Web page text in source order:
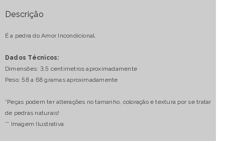
Descrição
É a pedra do Amor Incondicional.
Dados Técnicos:
Dimensões: 3,5 centimetros aproximadamente
Peso: 58 a 68 gramas aproximadamente
*Peças podem ter alterações no tamanho, coloração e textura por se tratar
de pedras naturais!
** Imagem Ilustrativa